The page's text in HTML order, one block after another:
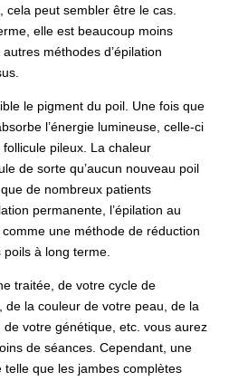
cela peut sembler être le cas.
elle est beaucoup moins
méthodes d’épilation
le pigment du poil. Une fois que
l’énergie lumineuse, celle-ci
follicule pileux. La chaleur
de sorte qu’aucun nouveau poil
de nombreux patients
permanente, l’épilation au
une méthode de réduction
à long terme.
traitée, de votre cycle de
de la couleur de votre peau, de la
votre génétique, etc. vous aurez
de séances. Cependant, une
que les jambes complètes